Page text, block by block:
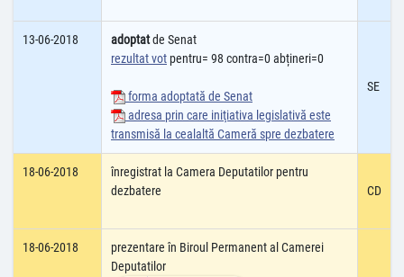
13-06-2018 adoptatde Senat
rezultat vot pentru= 98 contra=0 abțineri=0
forma adoptată de Senat
adresa prin care iniţiativa legislativă este
transmisă la cealaltă Cameră spre dezbatere
SE
18-06-2018
înregistrat la Camera Deputatilor pentru
dezbatere
CD
18-06-2018
prezentare în Biroul Permanent al Camerei
Deputatilor